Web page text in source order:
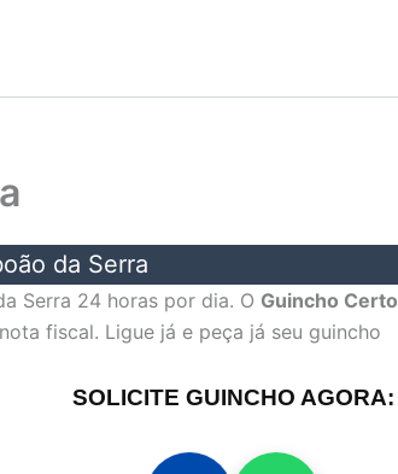
da Serra
Serra 24 horas por dia. O Guincho Certo
fiscal. Ligue já e peça já seu guincho
SOLICITE GUINCHO AGORA: